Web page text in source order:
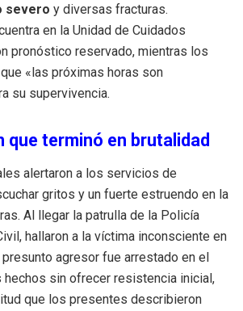
severo y diversas fracturas.
en la Unidad de Cuidados
pronóstico reservado, mientras los
«las próximas horas son
su supervivencia.
que terminó en brutalidad
alertaron a los servicios de
gritos y un fuerte estruendo en la
Al llegar la patrulla de la Policía
hallaron a la víctima inconsciente en
presunto agresor fue arrestado en el
hechos sin ofrecer resistencia inicial,
que los presentes describieron